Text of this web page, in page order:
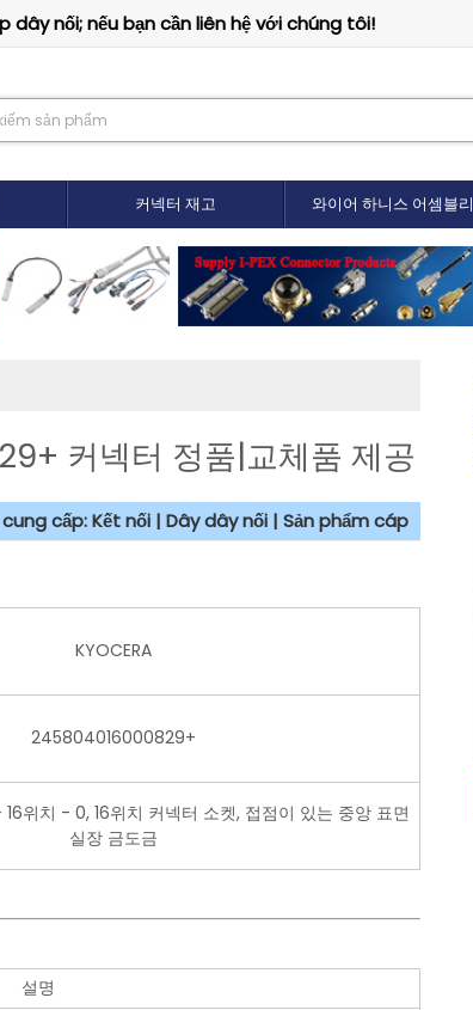
nối; nếu bạn cần liên hệ với chúng tôi!
커넥터 재고 와이어 하니스 어셈블리
커넥터 정품|교체품 제공
cấp: Kết nối | Dây dây nối | Sản phẩm cáp
KYOCERA
245804016000829+
위치 - 0, 16위치 커넥터 소켓, 접점이 있는 중앙 표면
실장 금도금
설명